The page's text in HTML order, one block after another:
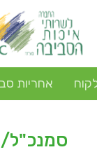
אחריות
סמנכ"ל/